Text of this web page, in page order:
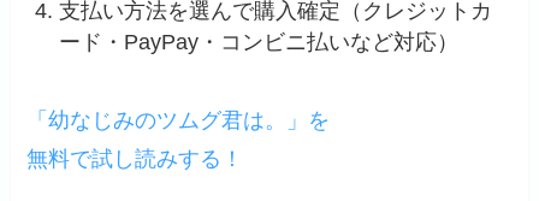
支払い方法を選んで購入確定（クレジットカ
ード・PayPay・コンビニ払いなど対応）
「幼なじみのツムグ君は。」を
無料で試し読みする！